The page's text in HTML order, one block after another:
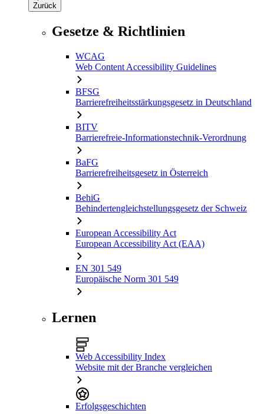
Zurück
Gesetze & Richtlinien
WCAG
Web Content Accessibility Guidelines
BFSG
Barrierefreiheitsstärkungsgesetz in Deutschland
BITV
Barrierefreie-Informationstechnik-Verordnung
BaFG
Barrierefreiheitsgesetz in Österreich
BehiG
Behindertengleichstellungsgesetz der Schweiz
European Accessibility Act
European Accessibility Act (EAA)
EN 301 549
Europäische Norm 301 549
Lernen
Web Accessibility Index
Website mit der Branche vergleichen
Erfolgsgeschichten